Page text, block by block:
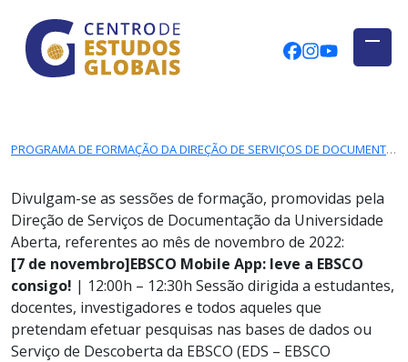
Skip to main content
CENTRO DE ESTUDOS GLOBAIS
CEGUAb @
PROGRAMA DE FORMAÇÃO DA DIREÇÃO DE SERVIÇOS DE DOCUMENTAÇÃO DA UNIVERSIDADE ABERTA | NOVEMBRO 2022
Divulgam-se as sessões de formação, promovidas pela
Direção de Serviços de Documentação da Universidade
Aberta, referentes ao mês de novembro de 2022:
[7 de novembro]EBSCO Mobile App: leve a EBSCO
consigo! | 12:00h – 12:30h Sessão dirigida a estudantes,
docentes, investigadores e todos aqueles que
pretendam efetuar pesquisas nas bases de dados ou
Serviço de Descoberta da EBSCO (EDS – EBSCO